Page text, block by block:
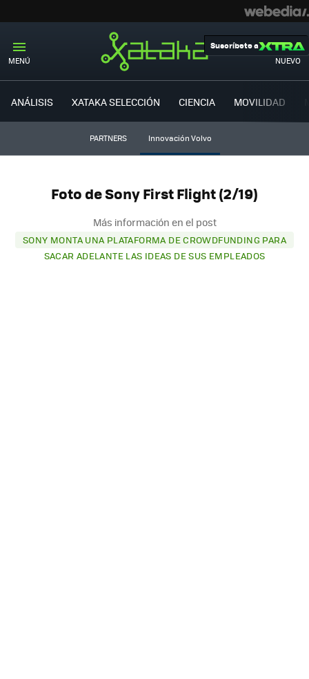
MENÚ NUEVO
Suscríbete a
ANÁLISIS XATAKA SELECCIÓN CIENCIA MOVILIDAD
PARTNERS Innovación Volvo
Foto de Sony First Flight (2/19)
Más información en el post
SONY MONTA UNA PLATAFORMA DE CROWDFUNDING PARA
SACAR ADELANTE LAS IDEAS DE SUS EMPLEADOS